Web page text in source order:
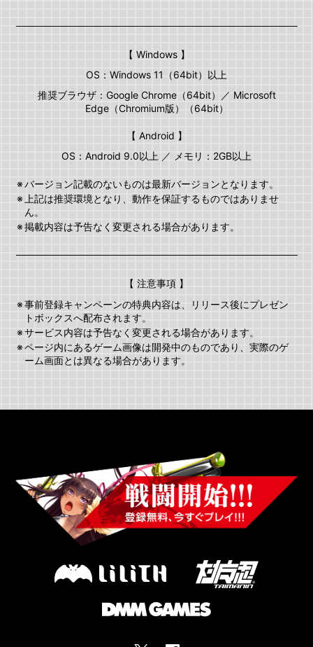
【 Windows 】
OS：Windows 11（64bit）以上
推奨ブラウザ：Google Chrome（64bit）／ Microsoft
Edge（Chromium版）（64bit）
【 Android 】
OS：Android 9.0以上 ／ メモリ：2GB以上
※バージョン記載のないものは最新バージョンとなります。
※ 上記は推奨環境となり、動作を保証するものではありませ
ん。
※掲載内容は予告なく変更される場合があります。
【 注意事項 】
※事前登録キャンペーンの特典内容は、リリース後にプレゼン
トボックスへ配布されます。
※サービス内容は予告なく変更される場合があります。
※ページ内にあるゲーム画像は開発中のものであり、実際のゲ
ーム画面とは異なる場合があります。